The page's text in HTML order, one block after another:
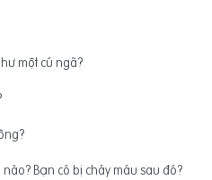
một cú ngã?
Bạn có bị chảy máu sau đó?